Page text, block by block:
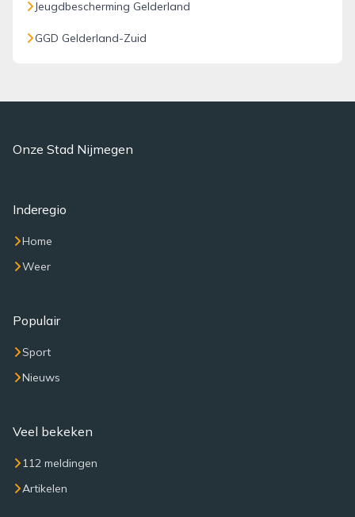
Jeugdbescherming Gelderland
GGD Gelderland-Zuid
Onze Stad Nijmegen
Inderegio
Home
Weer
Populair
Sport
Nieuws
Veel bekeken
112 meldingen
Artikelen